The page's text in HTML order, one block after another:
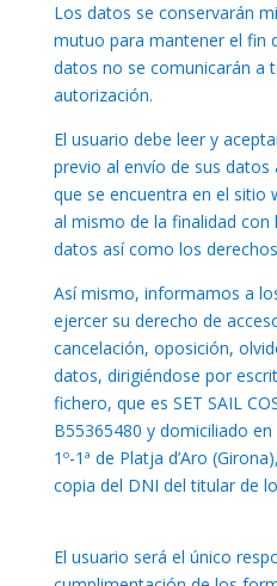
Los datos se conservarán
mutuo para mantener el fin
datos no se comunicarán a
autorización.
El usuario debe leer y
previo al envío de sus
que se encuentra en el sitio
al mismo de la finalidad con
datos así como los
Así mismo, informamos a
ejercer su derecho de
cancelación, oposición,
datos, dirigiéndose por
fichero, que es SET SAIL
B55365480 y domiciliado
1º-1ª de Platja d’Aro
copia del DNI del titular de
El usuario será el único